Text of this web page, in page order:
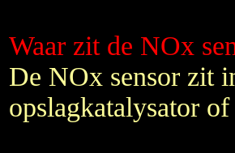
Waar zit de NOx
De NOx sensor zit
opslagkatalysator